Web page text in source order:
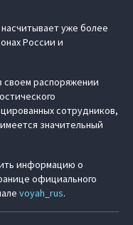
уже более
России и
своем распоряжении
сотрудников,
значительный
информацию о
официального
voyah_rus.